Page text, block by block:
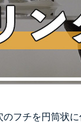
フチを円筒状